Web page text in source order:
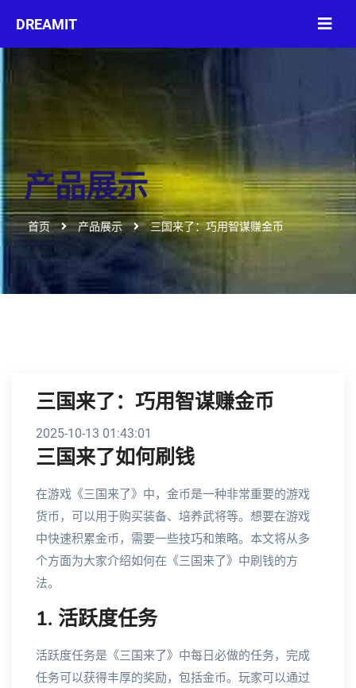
产品展示
首页 产品展示 三国来了：巧用智谋赚金币
三国来了：巧用智谋赚金币
2025-10-13 01:43:01
三国来了如何刷钱
在游戏《三国来了》中，金币是一种非常重要的游戏
货币，可以用于购买装备、培养武将等。想要在游戏
中快速积累金币，需要一些技巧和策略。本文将从多
个方面为大家介绍如何在《三国来了》中刷钱的方
法。
1. 活跃度任务
活跃度任务是《三国来了》中每日必做的任务，完成
任务可以获得丰厚的奖励，包括金币。玩家可以通过